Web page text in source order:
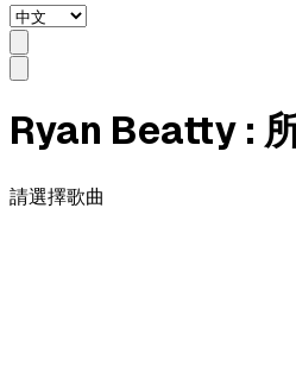
Ryan Beatty :
請選擇歌曲